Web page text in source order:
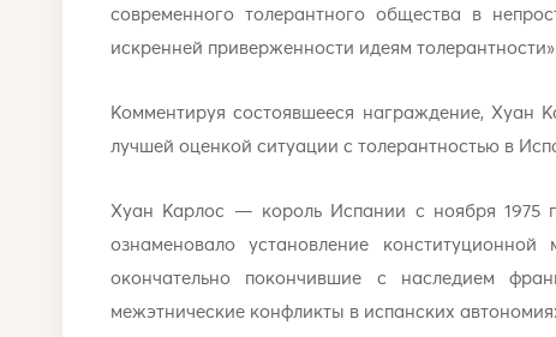
современного толерантного общества в
искренней приверженности идеям
Комментируя состоявшееся награждение, Хуан
лучшей оценкой ситуации с толерантностью в
Хуан Карлос — король Испании с ноября 1975
ознаменовало установление
окончательно покончившие с наследием
межэтнические конфликты в испанских